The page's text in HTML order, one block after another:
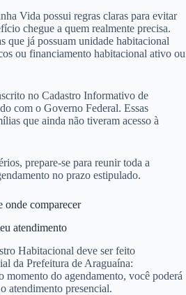
Vida possui regras claras para evitar
chegue a quem realmente precisa.
que já possuam unidade habitacional
ou financiamento habitacional ativo ou
no Cadastro Informativo de
com o Governo Federal. Essas
que ainda não tiveram acesso à
prepare-se para reunir toda a
no prazo estipulado.
onde comparecer
atendimento
Habitacional deve ser feito
da Prefeitura de Araguaína:
momento do agendamento, você poderá
atendimento presencial.